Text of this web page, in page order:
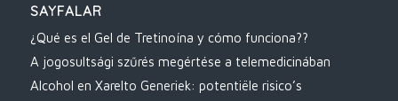
SAYFALAR
¿Qué es el Gel de Tretinoína y cómo funciona??
A jogosultsági szűrés megértése a telemedicinában
Alcohol en Xarelto Generiek: potentiële risico’s